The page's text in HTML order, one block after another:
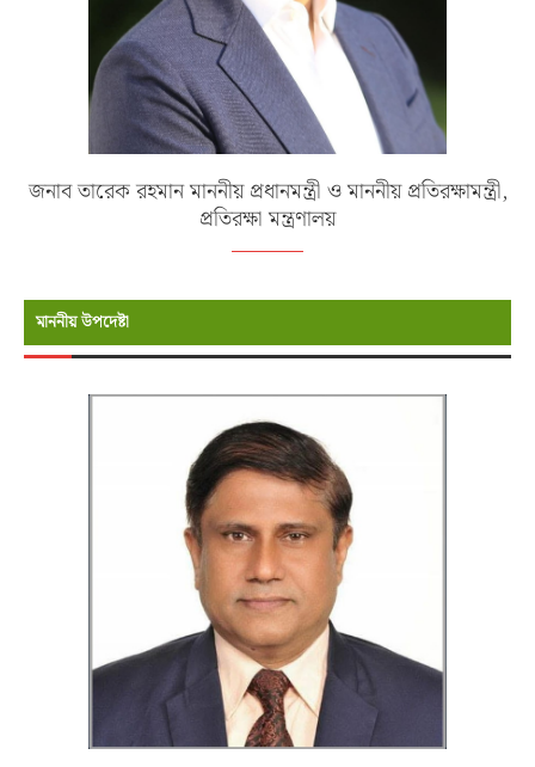
জনাব তারেক রহমান মাননীয় প্রধানমন্ত্রী ও মাননীয় প্রতিরক্ষামন্ত্রী,
প্রতিরক্ষা মন্ত্রণালয়
মাননীয় উপদেষ্টা